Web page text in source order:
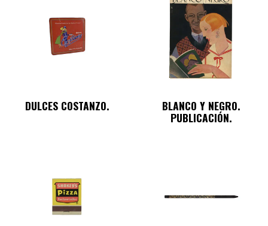
DULCES COSTANZO. BLANCO Y NEGRO.
PUBLICACIÓN.